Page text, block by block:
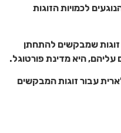
לכמויות הזוגות
זוגות שמבקשים להתחתן
היא מדינת פורטוגל.
עבור זוגות המבקשים